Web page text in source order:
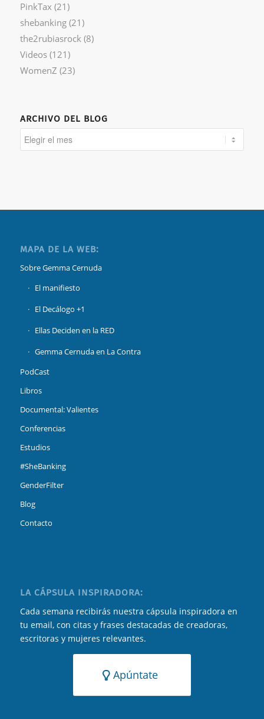
PinkTax(21)
shebanking(21)
the2rubiasrock(8)
Videos(121)
WomenZ (23)
ARCHIVO DEL BLOG
MAPA DE LA WEB:
Sobre Gemma Cernuda
El manifiesto
El Decálogo +1
Ellas Deciden en la RED
Gemma Cernuda en La Contra
PodCast
Libros
Documental: Valientes
Conferencias
Estudios
#SheBanking
GenderFilter
Blog
Contacto
LA CÁPSULA INSPIRADORA:
Cada semana recibirás nuestra cápsula inspiradora en
tu email, con citas y frases destacadas de creadoras,
escritoras y mujeres relevantes.
Apúntate